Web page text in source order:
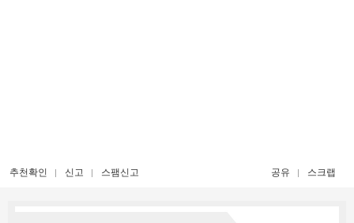
추천확인 신고 스팸신고 공유 스크랩